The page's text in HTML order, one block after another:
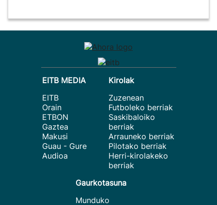
EITB MEDIA
EITB
Orain
ETBON
Gaztea
Makusi
Guau - Gure
Audioa
Kirolak
Zuzenean
Futboleko berriak
Saskibaloiko
berriak
Arrauneko berriak
Pilotako berriak
Herri-kirolakeko
berriak
Gaurkotasuna
Munduko